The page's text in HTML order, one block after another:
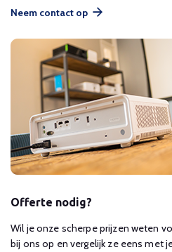
Neem contact op
Offerte nodig?
Wil je onze scherpe prijzen weten
bij ons op en vergelijk ze eens met